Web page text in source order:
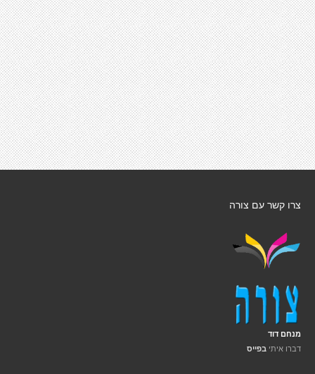
צרו קשר עם צורה
מנחם דוד
דברו איתי בפייס